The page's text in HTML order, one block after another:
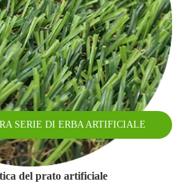
del prato artificiale
SERIE DI ERBA ARTIFICIALE